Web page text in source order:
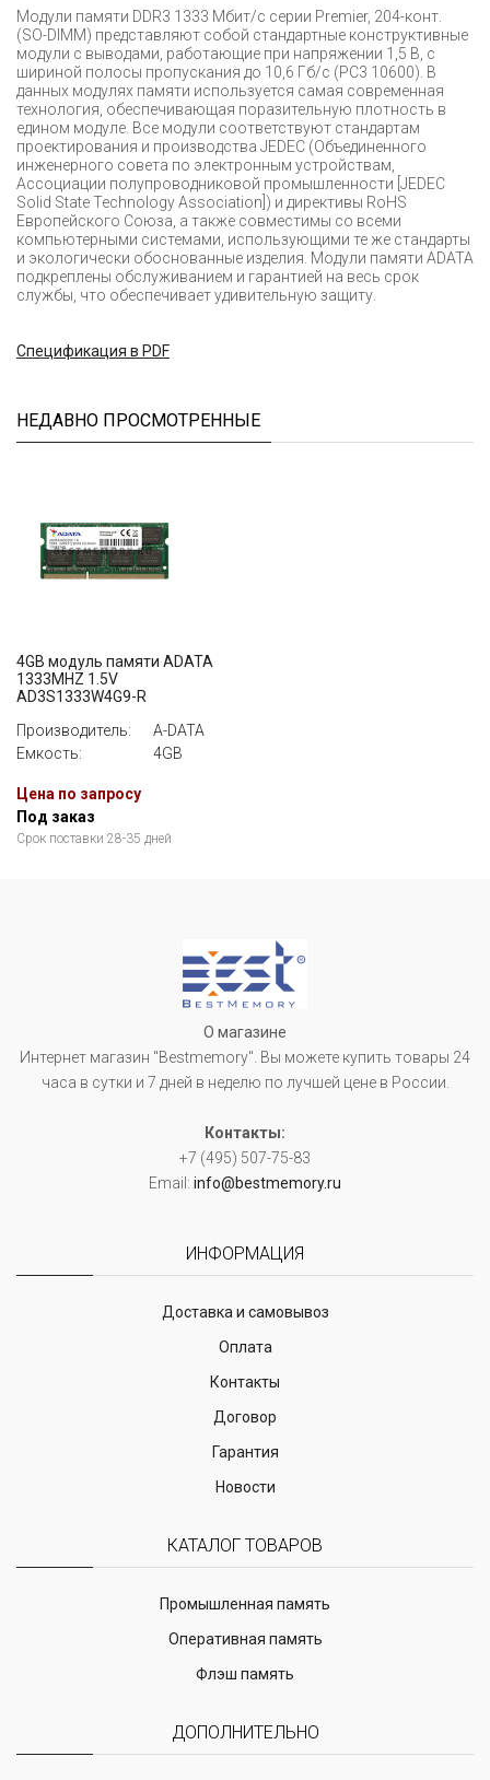
Модули памяти DDR3 1333 Мбит/с серии Premier, 204-конт.
(SO-DIMM) представляют собой стандартные конструктивные
модули с выводами, работающие при напряжении 1,5 В, с
шириной полосы пропускания до 10,6 Гб/с (PC3 10600). В
данных модулях памяти используется самая современная
технология, обеспечивающая поразительную плотность в
едином модуле. Все модули соответствуют стандартам
проектирования и производства JEDEC (Объединенного
инженерного совета по электронным устройствам,
Ассоциации полупроводниковой промышленности [JEDEC
Solid State Technology Association]) и директивы RoHS
Европейского Союза, а также совместимы со всеми
компьютерными системами, использующими те же стандарты
и экологически обоснованные изделия. Модули памяти ADATA
подкреплены обслуживанием и гарантией на весь срок
службы, что обеспечивает удивительную защиту.
Cпецификация в PDF
НЕДАВНО ПРОСМОТРЕННЫЕ
4GB модуль памяти ADATA
1333MHZ 1.5V
AD3S1333W4G9-R
Производитель:
A-DATA
Емкость:
4GB
Цена по запросу
Под заказ
Срок поставки 28-35 дней
О магазине
Интернет магазин "Bestmemory". Вы можете купить товары 24
часа в сутки и 7 дней в неделю по лучшей цене в России.
Контакты:
+7 (495) 507-75-83
Email: info@bestmemory.ru
ИНФОРМАЦИЯ
Доставка и самовывоз
Оплата
Контакты
Договор
Гарантия
Новости
КАТАЛОГ ТОВАРОВ
Промышленная память
Оперативная память
Флэш память
ДОПОЛНИТЕЛЬНО